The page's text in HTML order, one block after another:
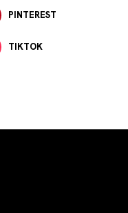
PINTEREST
TIKTOK